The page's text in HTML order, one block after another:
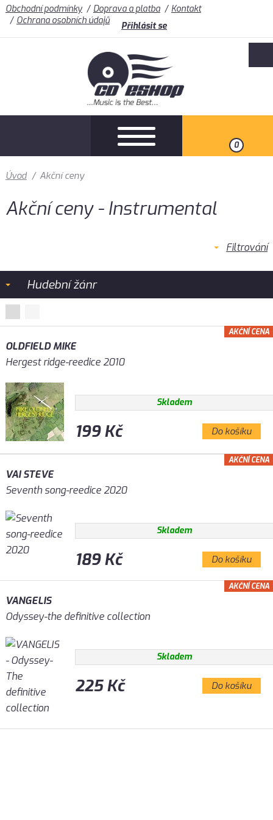
Obchodní podmínky Doprava a platba
Kontakt
Ochrana osobních údajů
Přihlásit se
0
Úvod / Akční ceny
Akční ceny - Instrumental
Filtrování
Hudební žánr
OLDFIELD MIKE
Hergest ridge-reedice 2010
Skladem
199 Kč Do košíku
AKČNÍ CENA
VAI STEVE
Seventh song-reedice 2020
Skladem
189 Kč Do košíku
AKČNÍ CENA
VANGELIS
Odyssey-the definitive collection
Skladem
225 Kč Do košíku
AKČNÍ CENA